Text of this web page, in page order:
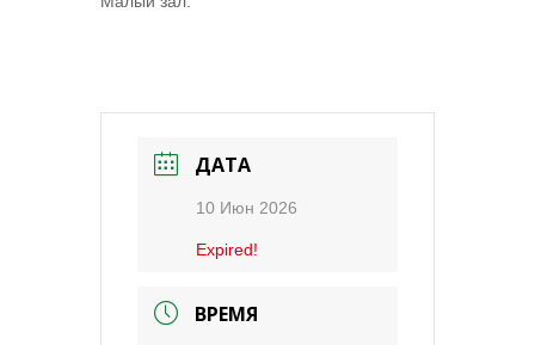
ДАТА
10 Июн 2026
Expired!
ВРЕМЯ